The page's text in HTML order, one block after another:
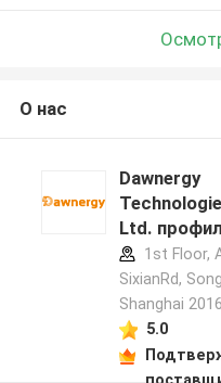
О нас
Dawnergy
Ltd.
1st Floor,
SixianRd,
Shanghai
5.0